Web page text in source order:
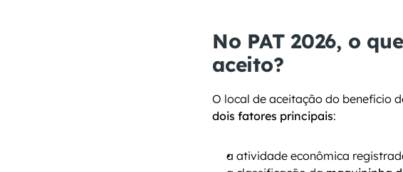
No PAT 2026, o
aceito?
dois fatores principais:
a atividade econômica